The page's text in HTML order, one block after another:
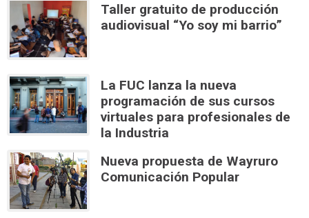
Taller gratuito de producción
audiovisual “Yo soy mi barrio”
La FUC lanza la nueva
programación de sus cursos
virtuales para profesionales de
la Industria
Nueva propuesta de Wayruro
Comunicación Popular